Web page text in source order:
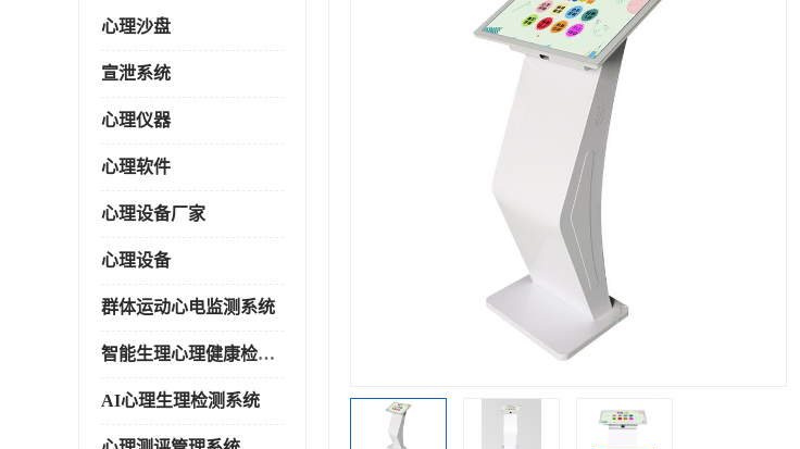
心理沙盘
宣泄系统
心理仪器
心理软件
心理设备厂家
心理设备
群体运动心电监测系统
智能生理心理健康检测系统
AI心理生理检测系统